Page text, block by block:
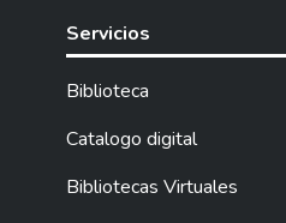
Servicios
Biblioteca
Catalogo digital
Bibliotecas Virtuales